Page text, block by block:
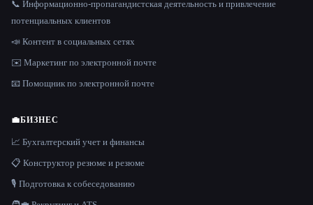
📞 Информационно-пропагандистская деятельность и привлечение
потенциальных клиентов
📣 Контент в социальных сетях
✉️ Маркетинг по электронной почте
📧 Помощник по электронной почте
💼БИЗНЕС
📈 Бухгалтерский учет и финансы
📋 Конструктор резюме и резюме
🎙️ Подготовка к собеседованию